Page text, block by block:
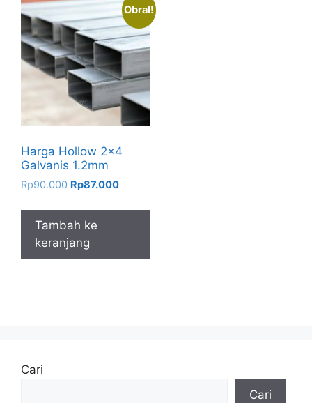
Obral!
Harga Hollow 2×4
Galvanis 1.2mm
Rp90.000 Harga
adalah:
Rp90.000.
Rp87.000Harga
ini
Tambah ke
keranjang
Cari
Cari